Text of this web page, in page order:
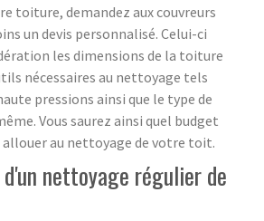
toiture, demandez aux couvreurs
un devis personnalisé. Celui-ci
les dimensions de la toiture
nécessaires au nettoyage tels
pressions ainsi que le type de
Vous saurez ainsi quel budget
allouer au nettoyage de votre toit.
nettoyage régulier de